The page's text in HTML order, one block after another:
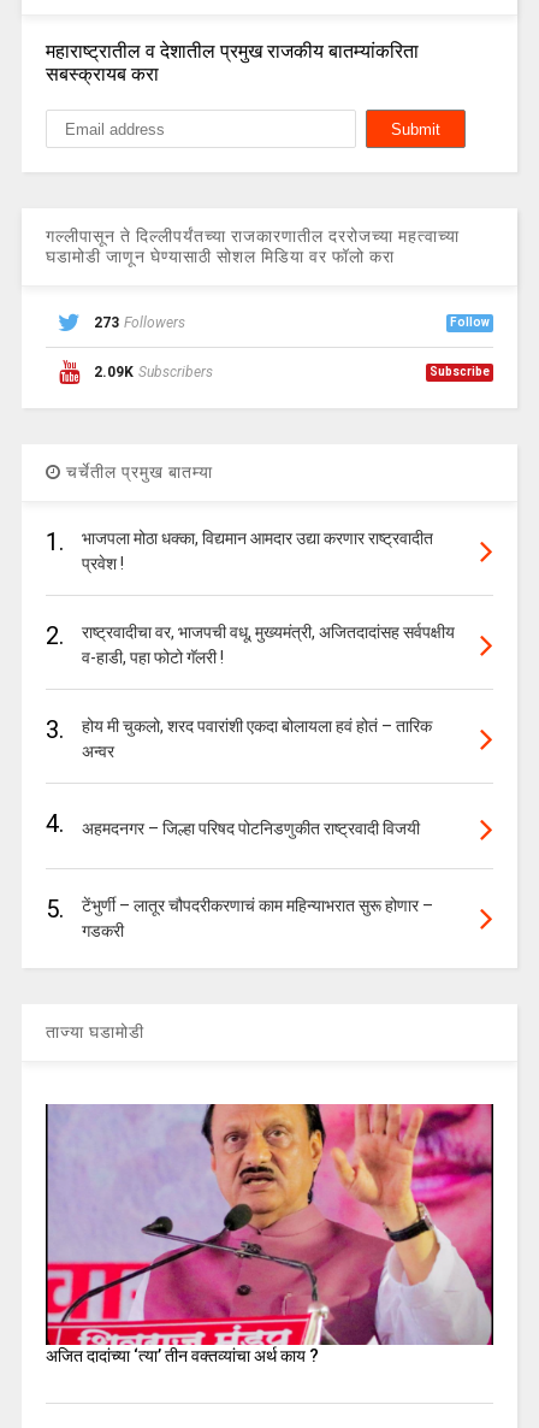
महाराष्ट्रातील व देशातील प्रमुख राजकीय बातम्यांकरिता
सबस्क्रायब करा
गल्लीपासून ते दिल्लीपर्यंतच्या राजकारणातील दररोजच्या महत्वाच्या
घडामोडी जाणून घेण्यासाठी सोशल मिडिया वर फॉलो करा
273 Followers Follow
2.09K Subscribers Subscribe
चर्चेतील प्रमुख बातम्या
1.
भाजपला मोठा धक्का, विद्यमान आमदार उद्या करणार राष्ट्रवादीत
प्रवेश !
2.
राष्ट्रवादीचा वर, भाजपची वधू, मुख्यमंत्री, अजितदादांसह सर्वपक्षीय
व-हाडी, पहा फोटो गॅलरी !
3.
होय मी चुकलो, शरद पवारांशी एकदा बोलायला हवं होतं – तारिक
अन्वर
4. अहमदनगर – जिल्हा परिषद पोटनिडणुकीत राष्ट्रवादी विजयी
5.
टेंभुर्णी – लातूर चौपदरीकरणाचं काम महिन्याभरात सुरू होणार –
गडकरी
ताज्या घडामोडी
अजित दादांच्या ‘त्या’ तीन वक्तव्यांचा अर्थ काय ?